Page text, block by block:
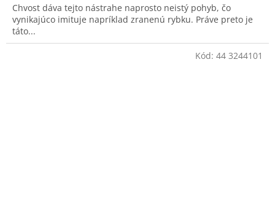
Chvost dáva tejto nástrahe naprosto neistý pohyb, čo
vynikajúco imituje napríklad zranenú rybku. Práve preto je
táto...
Kód: 44 3244101